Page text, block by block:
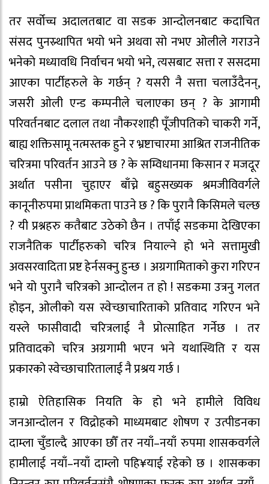
तर सर्वोच्च अदालतबाट वा सडक आन्दोलनबाट कदाचित
संसद पुनस्र्थापित भयो भने अथवा सो नभए ओलीले गराउने
भनेको मध्यावधि निर्वाचन भयो भने, त्यसबाट सत्ता र ससदमा
आएका पार्टीहरुले के गर्छन् ? यसरी नै सत्ता चलाउँदैनन्,
जसरी ओली एन्ड कम्पनीले चलाएका छन् ? के आगामी
परिवर्तनबाट दलाल तथा नौकरशाही पूँजीपतिको चाकरी गर्ने,
बाह्य शक्तिसामू नत्मस्तक हुने र भ्रष्टाचारमा आश्रित राजनीतिक
चरित्रमा परिवर्तन आउने छ ? के सम्विधानमा किसान र मजदूर
अर्थात पसीना चुहाएर बाँच्ने बहुसख्यक श्रमजीविवर्गले
कानूनीरुपमा प्राथमिकता पाउने छ ? कि पुरानै किसिमले चल्छ
? यी प्रश्नहरु कतैबाट उठेको छैन । तपाँई सडकमा देखिएका
राजनैतिक पार्टीहरुको चरित्र नियाल्ने हो भने सत्तामुखी
अवसरवादिता प्रष्ट हेर्नसक्नु हुन्छ । अग्रगामिताको कुरा गरिएन
भने यो पुरानै चरित्रको आन्दोलन त हो ! सडकमा उत्रनु गलत
होइन, ओलीको यस स्वेच्छाचारिताको प्रतिवाद गरिएन भने
यस्ले फासीवादी चरित्रलाई नै प्रोत्साहित गर्नेछ । तर
प्रतिवादको चरित्र अग्रगामी भएन भने यथास्थिति र यस
प्रकारको स्वेच्छाचारितालाई नै प्रश्रय गर्छ ।
हाम्रो ऐतिहासिक नियति के हो भने हामीले विविध
जनआन्दोलन र विद्रोहको माध्यमबाट शोषण र उत्पीडनका
दाम्ला चुँडाल्दै आएका छौँ तर नयाँ–नयाँ रुपमा शासकवर्गले
हामीलाई नयाँ–नयाँ दाम्लो पहि¥याई रहेको छ । शासकका